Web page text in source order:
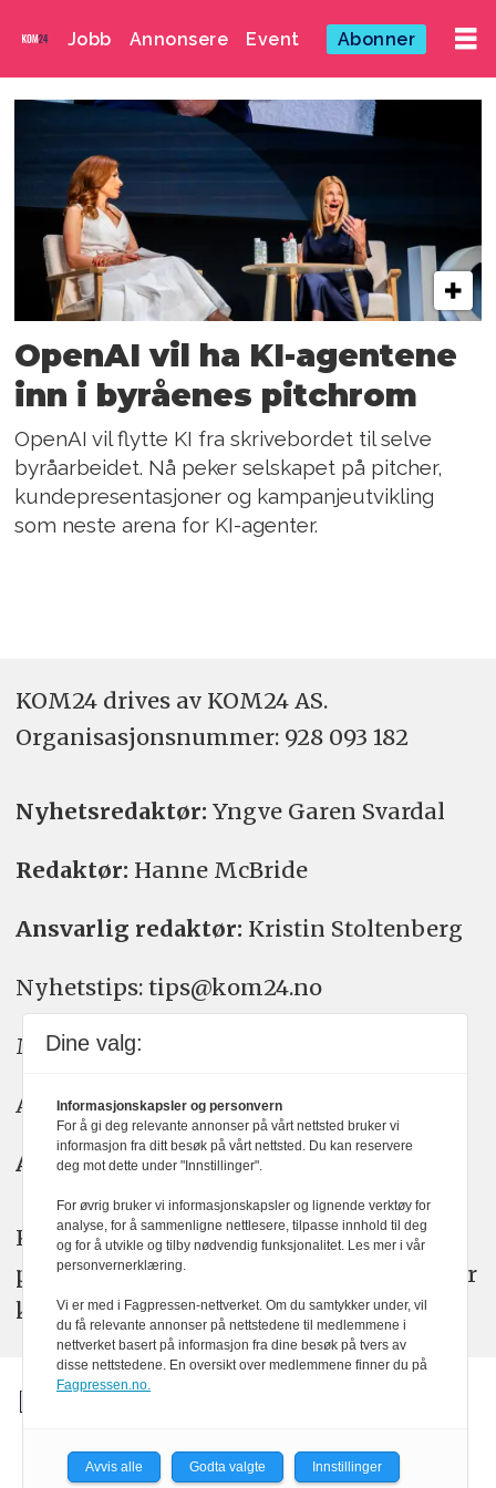
Jobb Annonsere Event Abonner
Emne:
denise
dresser
OpenAI vil ha KI-agentene
inn i byråenes pitchrom
OpenAI vil flytte KI fra skrivebordet til selve
byråarbeidet. Nå peker selskapet på pitcher,
kundepresentasjoner og kampanjeutvikling
som neste arena for KI-agenter.
KOM24 drives av KOM24 AS.
Organisasjons­nummer: 928 093 182
Nyhetsredaktør: Yngve Garen Svardal
Redaktør: Hanne McBride
Ansvarlig redaktør: Kristin Stoltenberg
Nyhetstips: tips@kom24.no
Meninger: meninger@kom24.no
Annonse: annonse@watchmedia.no
Abonnement:kom24@watchmedia.no
KOM24 arbeider etter Vær Varsom-
plakatens regler for god presseskikk. Her
kan du lese mer omPFUsarbeid.
Dine valg:
Informasjonskapsler og personvern
For å gi deg relevante annonser på vårt nettsted bruker vi
informasjon fra ditt besøk på vårt nettsted. Du kan reservere
deg mot dette under "Innstillinger".
For øvrig bruker vi informasjonskapsler og lignende verktøy for
analyse, for å sammenligne nettlesere, tilpasse innhold til deg
og for å utvikle og tilby nødvendig funksjonalitet. Les mer i vår
personvernerklæring.
Vi er med i Fagpressen-nettverket. Om du samtykker under, vil
du få relevante annonser på nettstedene til medlemmene i
nettverket basert på informasjon fra dine besøk på tvers av
disse nettstedene. En oversikt over medlemmene finner du på
Fagpressen.no.
Avvis alle Godta valgte Innstillinger